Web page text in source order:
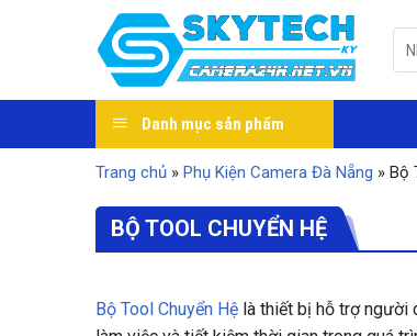
Danh mục sản phẩm
Trang chủ » Phụ Kiện Camera Đà Nẵng » Bộ
BỘ TOOL CHUYỂN HỆ
Bộ Tool Chuyển Hệ là thiết bị hỗ trợ người